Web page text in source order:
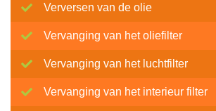
Verversen van de olie
Vervanging van het oliefilter
Vervanging van het luchtfilter
Vervanging van het interieur filter